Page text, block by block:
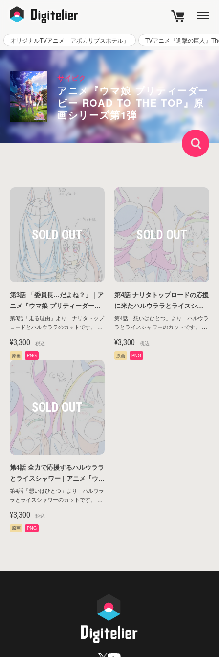
オリジナルTVアニメ「アポカリプスホテル」 TVアニメ『進撃の巨人』
CART
アイテムがありません。
戻る
サイピク
アニメ『ウマ娘 プリティーダー
ビー ROAD TO THE TOP』原
画シリーズ第1弾
カテゴリー
タイトル
キャラ名
エピソード
検索する
第3話 「委員長…だよね？」 | ア
ニメ『ウマ娘 プリティーダービ
ー ROAD TO THE TOP』原画シ
リーズ第1弾
第3話「走る理由」より ナリタトップ
ロードとハルウララのカットです。 ■
https://umamusume.jp/contents/anime/roadtothetop/
¥3,300 税込
原画 PNG
第4話 ナリタトップロードの応援
に来たハルウララとライスシャ
ワー | アニメ『ウマ娘 プリティ
ーダービー ROAD TO THE TO
P』原画シリーズ第1弾
第4話「想いはひとつ」より ハルウラ
ラとライスシャワーのカットです。 ■
https://umamusume.jp/contents/anime/
¥3,300 税込
原画 PNG
第4話 全力で応援するハルウララ
とライスシャワー | アニメ『ウマ
娘 プリティーダービー ROAD T
O THE TOP』原画シリーズ第1
弾
第4話「想いはひとつ」より ハルウラ
ラとライスシャワーのカットです。 ■
https://umamusume.jp/contents/anime/roadtothetop/
¥3,300 税込
原画 PNG